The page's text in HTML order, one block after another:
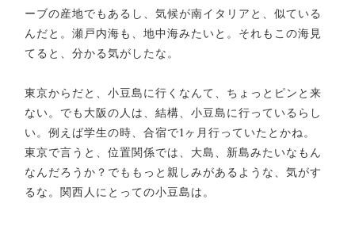
ーブの産地でもあるし、気候が南イタリアと、似ている
んだと。瀬戸内海も、地中海みたいと。それもこの海見
てると、分かる気がしたな。
東京からだと、小豆島に行くなんて、ちょっとピンと来
ない。でも大阪の人は、結構、小豆島に行っているらし
い。例えば学生の時、合宿で1ヶ月行っていたとかね。
東京で言うと、位置関係では、大島、新島みたいなもん
なんだろうか？でももっと親しみがあるような、気がす
るな。関西人にとっての小豆島は。